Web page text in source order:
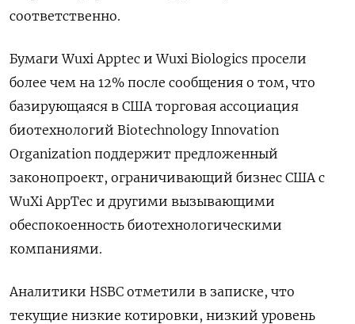
соответственно.
Бумаги Wuxi Apptec и Wuxi Biologics просели
более чем на 12% после сообщения о том, что
базирующаяся в США торговая ассоциация
биотехнологий Biotechnology Innovation
Organization поддержит предложенный
законопроект, ограничивающий бизнес США с
WuXi AppTec и другими вызывающими
обеспокоенность биотехнологическими
компаниями.
Аналитики HSBC отметили в записке, что
текущие низкие котировки, низкий уровень